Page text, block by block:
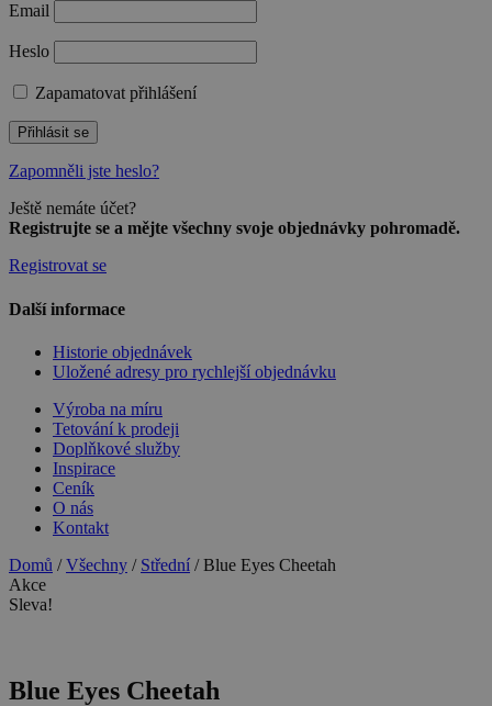
Email
Heslo
Zapamatovat přihlášení
Přihlásit se
Zapomněli jste heslo?
Ještě nemáte účet?
Registrujte se a mějte všechny svoje objednávky pohromadě.
Registrovat se
Další informace
Historie objednávek
Uložené adresy pro rychlejší objednávku
Výroba na míru
Tetování k prodeji
Doplňkové služby
Inspirace
Ceník
O nás
Kontakt
Domů /Všechny / Střední / Blue Eyes Cheetah
Akce
Sleva!
Blue Eyes Cheetah